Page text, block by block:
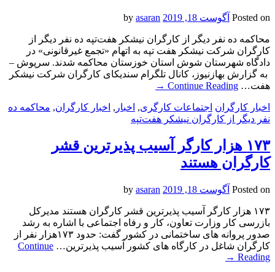
Posted on آگوست 18, 2019 asaran
محاكمه ده نفر دیگر از کارگران نیشکر هفت‌تپه ده نفر دیگر از
کارگران شرکت نیشکر هفت تپه به اتهام «تجمع غیرقانونی» در
دادگاه شهرستان شوش استان خوزستان محاکمه شدند. سرپوش –
به گزارش بهازنیوز، کانال تلگرام سندیکای کارگران شرکت نیشکر
هفت… Continue Reading
→
اخبار کارگران اجتماعات کارگری, اخبار , اخبار کارگران, محاكمه ده
نفر دیگر از کارگران نیشکر هفت‌تپه
۱۷۳ هزار کارگر آسیب پذیرترین قشر
کارگران هستند
Posted on آگوست 18, 2019 asaran
۱۷۳ هزار کارگر آسیب پذیرترین قشر کارگران هستند مدیرکل
بازرسی کار وزارت تعاون، کار و رفاه اجتماعی با اشاره به رشد
صدور پروانه های ساختمانی در کشور گفت: حدود ۱۷۳هزار نفر از
کارگران شاغل در کارگاه های کشور آسیب پذیرترین… Continue
Reading
→